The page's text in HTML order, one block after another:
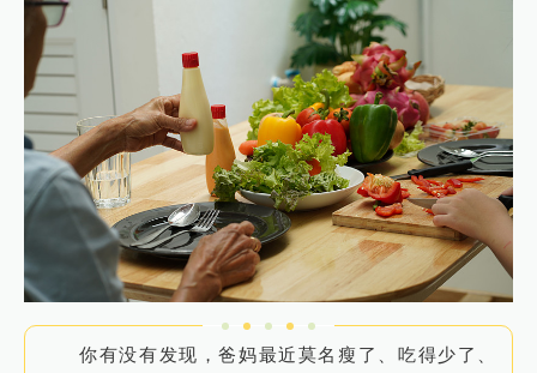
你有没有发现，爸妈最近莫名瘦了、吃得少了、